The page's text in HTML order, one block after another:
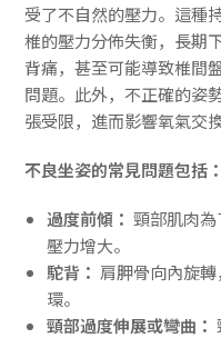
受了不自然的壓力。這種
椎的壓力分佈失衡，長期
背痛，甚至可能導致椎間
問題。此外，不正確的姿
張受限，進而影響氧氣交
不良坐姿的常見問題包括：
過度前傾： 頸部肌肉
壓力增大。
駝背： 肩胛骨向內旋
環。
頸部過度伸展或彎曲：